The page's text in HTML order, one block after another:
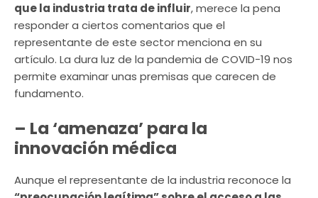
que la industria trata de influir, merece la pena
responder a ciertos comentarios que el
representante de este sector menciona en su
artículo. La dura luz de la pandemia de COVID-19 nos
permite examinar unas premisas que carecen de
fundamento.
– La ‘amenaza’ para la
innovación médica
Aunque el representante de la industria reconoce la